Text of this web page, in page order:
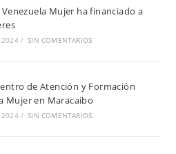
Mujer ha financiado a
2024 / SIN COMENTARIOS
de Atención y Formación
Mujer en Maracaibo
2024 / SIN COMENTARIOS